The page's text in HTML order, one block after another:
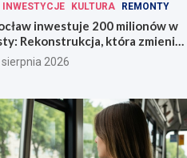
INWESTYCJE KULTURA REMONTY
inwestuje 200 milionów w
Rekonstrukcja, która zmieni
sierpnia 2026